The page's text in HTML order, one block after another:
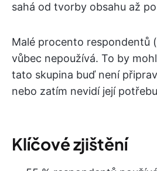
sahá od tvorby obsahu až
Malé procento respondentů
vůbec nepoužívá. To by
tato skupina buď není
nebo zatím nevidí její
Klíčové zjištění